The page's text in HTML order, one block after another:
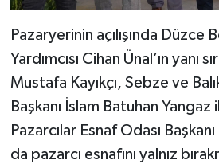
Pazaryerinin açılışında Düzce
Yardımcısı Cihan Ünal’ın yanı
Mustafa Kayıkçı, Sebze ve
Başkanı İslam Batuhan
Pazarcılar Esnaf Odası
da pazarcı esnafını yalnız